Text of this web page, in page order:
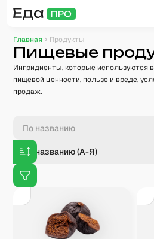
Главная Продукты
Пищевые
Ингридиенты, которые используются
пищевой ценности, пользе и вреде,
продаж.
По названию (А-Я)